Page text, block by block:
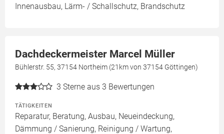
Innenausbau, Lärm- / Schallschutz, Brandschutz
Dachdeckermeister Marcel Müller
Bühlerstr. 55, 37154 Northeim (21km von 37154 Göttingen)
3 Sterne aus 3 Bewertungen
TÄTIGKEITEN
Reparatur, Beratung, Ausbau, Neueindeckung,
Dämmung / Sanierung, Reinigung / Wartung,